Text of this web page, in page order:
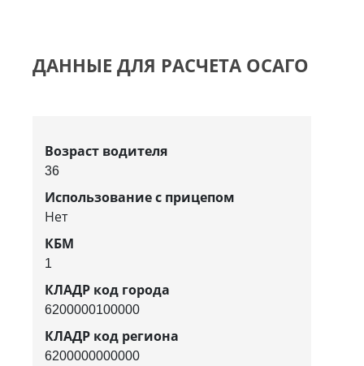
ДАННЫЕ ДЛЯ РАСЧЕТА ОСАГО
Возраст водителя
36
Использование с прицепом
Нет
КБМ
1
КЛАДР код города
6200000100000
КЛАДР код региона
6200000000000